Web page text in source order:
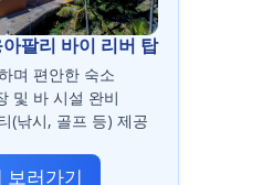
팔리 바이 리버 탑
며 편안한 숙소
및 바 시설 완비
(낚시, 골프 등) 제공
보러가기